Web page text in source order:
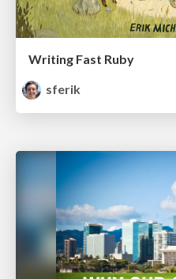
Writing Fast Ruby
sferik